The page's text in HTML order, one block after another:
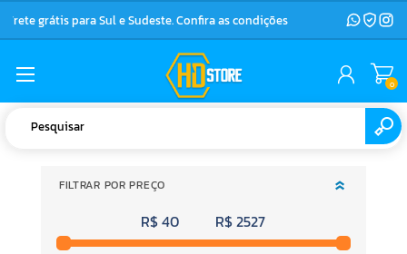
Frete grátis para Sul e Sudeste. Confira as condições
0
FILTRAR POR PREÇO
R$ 40 R$ 2527